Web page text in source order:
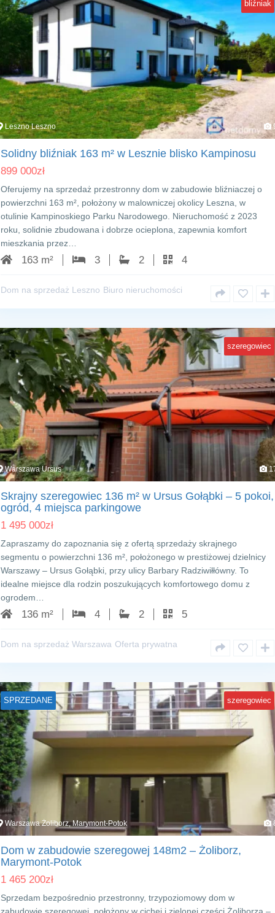
bliźniak
Leszno Leszno
Solidny bliźniak 163 m² w Lesznie blisko Kampinosu
899 000zł
Oferujemy na sprzedaż przestronny dom w zabudowie bliźniaczej o
powierzchni 163 m², położony w malowniczej okolicy Leszna, w
otulinie Kampinoskiego Parku Narodowego. Nieruchomość z 2023
roku, solidnie zbudowana i dobrze ocieplona, zapewnia komfort
mieszkania przez…
163 m² 3 2 4
Dom na sprzedaż Leszno Biuro nieruchomości
szeregowiec
Warszawa Ursus
Skrajny szeregowiec 136 m² w Ursus Gołąbki – 5 pokoi,
ogród, 4 miejsca parkingowe
1 495 000zł
Zapraszamy do zapoznania się z ofertą sprzedaży skrajnego
segmentu o powierzchni 136 m², położonego w prestiżowej dzielnicy
Warszawy – Ursus Gołąbki, przy ulicy Barbary Radziwiłłówny. To
idealne miejsce dla rodzin poszukujących komfortowego domu z
ogrodem…
136 m² 4 2 5
Dom na sprzedaż Warszawa Oferta prywatna
SPRZEDANE szeregowiec
Warszawa Żoliborz, Marymont-Potok
Dom w zabudowie szeregowej 148m2 – Żoliborz,
Marymont-Potok
1 465 200zł
Sprzedam bezpośrednio przestronny, trzypoziomowy dom w